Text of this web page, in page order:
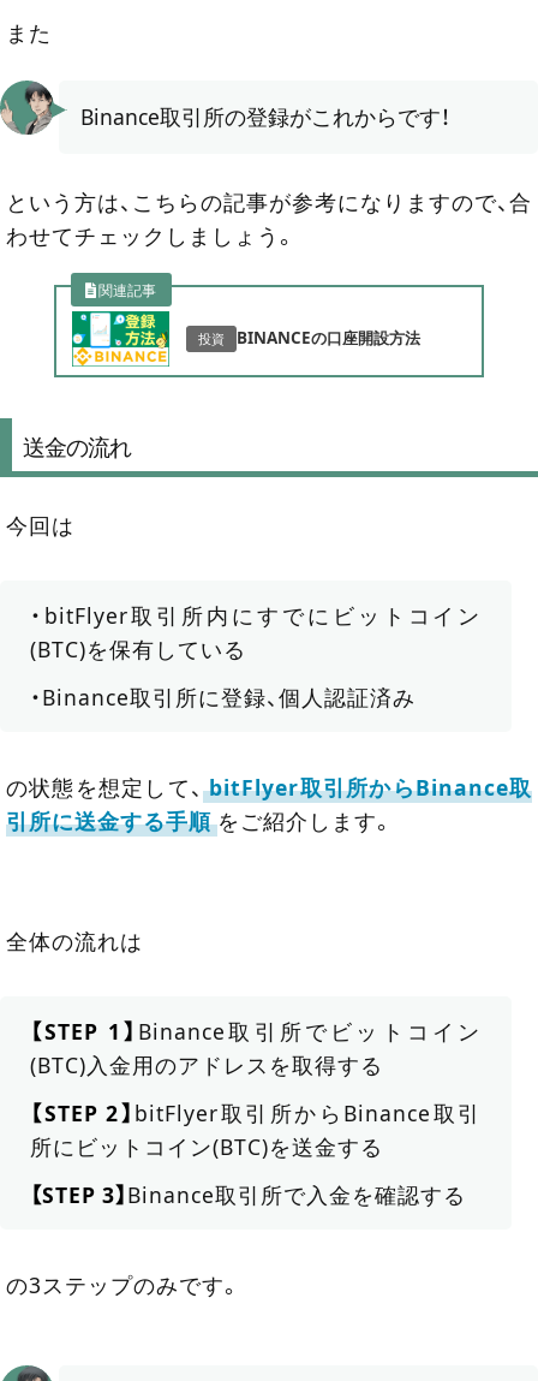
また
Binance取引所の登録がこれからです！
という方は、こちらの記事が参考になりますので、合
わせてチェックしましょう。
関連記事
投資 BINANCEの口座開設方法
送金の流れ
今回は
・bitFlyer取引所内にすでにビットコイン
(BTC)を保有している
・Binance取引所に登録、個人認証済み
の状態を想定して、 bitFlyer取引所からBinance取
引所に送金する手順 をご紹介します。
全体の流れは
【STEP 1】 Binance取引所でビットコイン
(BTC)入金用のアドレスを取得する
【STEP 2】bitFlyer取引所からBinance取引
所にビットコイン(BTC)を送金する
【STEP 3】Binance取引所で入金を確認する
の3ステップのみです。